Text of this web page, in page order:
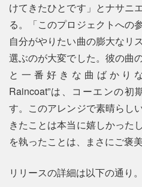
けてきたひとです」とナサニ
る。「このプロジェクトへの
自分がやりたい曲の膨大なリ
選ぶのが大変でした。彼の曲
と一番好きな曲ばかり
Raincoat”は、コーエンの
す。このアレンジで素晴らし
きたことは本当に嬉しかった
を執ったことは、まさにご褒
リリースの詳細は以下の通り。